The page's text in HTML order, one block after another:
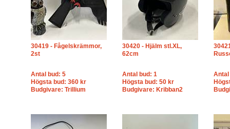
30419 - Fågelskrämmor,
2st
Antal bud: 5
Högsta bud: 360 kr
Budgivare: Trillium
30420 - Hjälm stl.XL,
62cm
Antal bud: 1
Högsta bud: 50 kr
Budgivare: Kribban2
Antal